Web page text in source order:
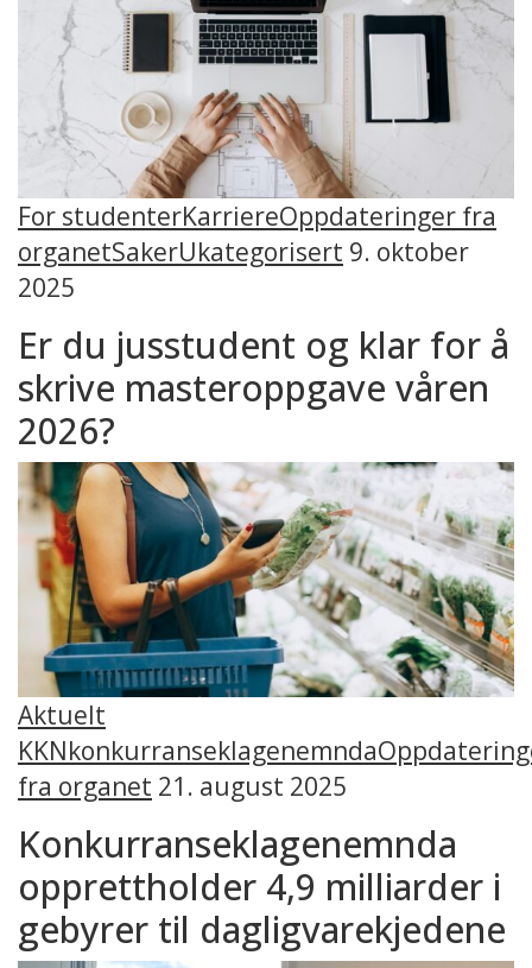
For studenterKarriereOppdateringer fra
organetSakerUkategorisert 9. oktober
2025
Er du jusstudent og klar for å
skrive masteroppgave våren
2026?
Aktuelt
KKNkonkurranseklagenemnda
fra organet 21. august 2025
Konkurranseklagenemnda
opprettholder 4,9 milliarder i
gebyrer til dagligvarekjedene